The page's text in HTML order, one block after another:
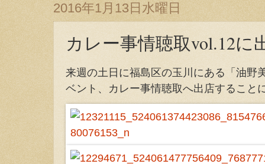
2016年1月13日水曜日
カレー事情聴取vol.12に
来週の土日に福島区の玉川にある「油野
ベント、カレー事情聴取へ出店すること